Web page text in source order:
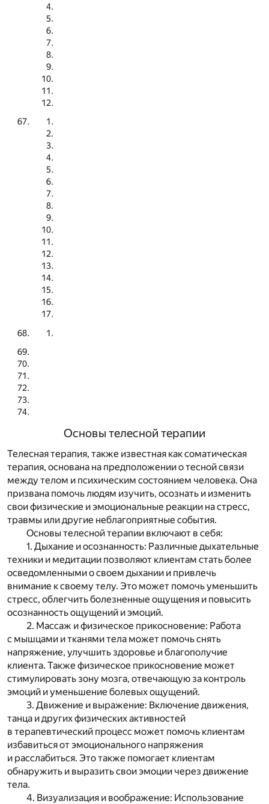
Основы телесной терапии
Телесная терапия, также известная как соматическая
терапия, основана на предположении о тесной связи
между телом и психическим состоянием человека. Она
призвана помочь людям изучить, осознать и изменить
свои физические и эмоциональные реакции на стресс,
травмы или другие неблагоприятные события.
Основы телесной терапии включают в себя:
1. Дыхание и осознанность: Различные дыхательные
техники и медитации позволяют клиентам стать более
осведомленными о своем дыхании и привлечь
внимание к своему телу. Это может помочь уменьшить
стресс, облегчить болезненные ощущения и повысить
осознанность ощущений и эмоций.
2. Массаж и физическое прикосновение: Работа
с мышцами и тканями тела может помочь снять
напряжение, улучшить здоровье и благополучие
клиента. Также физическое прикосновение может
стимулировать зону мозга, отвечающую за контроль
эмоций и уменьшение болевых ощущений.
3. Движение и выражение: Включение движения,
танца и других физических активностей
в терапевтический процесс может помочь клиентам
избавиться от эмоционального напряжения
и расслабиться. Это также помогает клиентам
обнаружить и выразить свои эмоции через движение
тела.
4. Визуализация и воображение: Использование